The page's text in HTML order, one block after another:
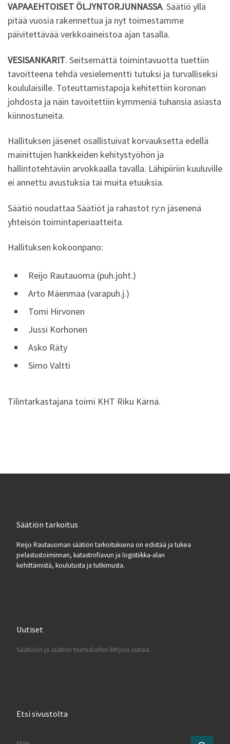
VAPAAEHTOISET ÖLJYNTORJUNNASSA. Säätiö yllä
pitää vuosia rakennettua ja nyt toimestamme
päivitettävää verkkoaineistoa ajan tasalla.
VESISANKARIT. Seitsemättä toimintavuotta tuettiin
tavoitteena tehdä vesielementti tutuksi ja turvalliseksi
koululaisille. Toteuttamistapoja kehitettiin koronan
johdosta ja näin tavoitettiin kymmeniä tuhansia asiasta
kiinnostuneita.
Hallituksen jäsenet osallistuivat korvauksetta edellä
mainittujen hankkeiden kehitystyöhön ja
hallintotehtäviin arvokkaalla tavalla. Lähipiiriin kuuluville
ei annettu avustuksia tai muita etuuksia.
Säätiö noudattaa Säätiöt ja rahastot ry:n jäsenenä
yhteisön toimintaperiaatteita.
Hallituksen kokoonpano:
Reijo Rautauoma (puh.joht.)
Arto Mäenmaa (varapuh.j.)
Tomi Hirvonen
Jussi Korhonen
Asko Räty
Simo Valtti
Tilintarkastajana toimi KHT Riku Kärnä.
Säätiön tarkoitus
Reijo Rautauoman säätiön tarkoituksena on edistää ja tukea
pelastustoiminnan, katastrofiavun ja logistiikka-alan
kehittämistä, koulutusta ja tutkimusta.
Uutiset
Säätiöön ja säätiön toimialoihin liittyviä uutisia.
Etsi sivustolta
HAE